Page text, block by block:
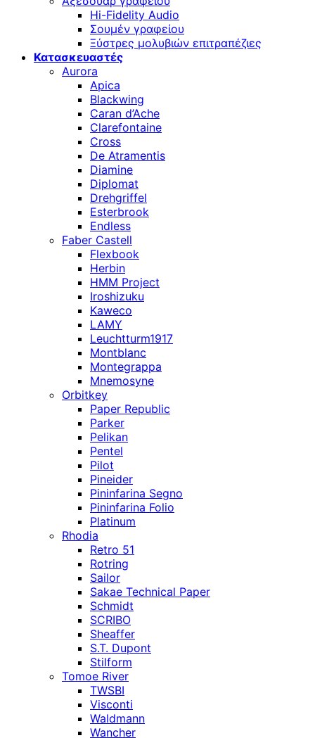
Hi-Fidelity Audio
Σουμέν γραφείου
Ξύστρες μολυβιών επιτραπέζιες
Κατασκευαστές
Aurora
Apica
Blackwing
Caran d’Ache
Clarefontaine
Cross
De Atramentis
Diamine
Diplomat
Drehgriffel
Esterbrook
Endless
Faber Castell
Flexbook
Herbin
HMM Project
Iroshizuku
Kaweco
LAMY
Leuchtturm1917
Montblanc
Montegrappa
Mnemosyne
Orbitkey
Paper Republic
Parker
Pelikan
Pentel
Pilot
Pineider
Pininfarina Segno
Pininfarina Folio
Platinum
Rhodia
Retro 51
Rotring
Sailor
Sakae Technical Paper
Schmidt
SCRIBO
Sheaffer
S.T. Dupont
Stilform
Tomoe River
TWSBI
Visconti
Waldmann
Wancher